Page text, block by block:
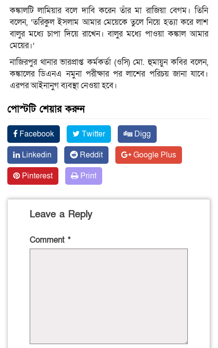
কঙ্কালটি লামিয়ার বলে দাবি করেন তাঁর মা রাজিয়া বেগম। তিনি
বলেন, ‘তরিকুল ইসলাম আমার মেয়েকে তুলে নিয়ে হত্যা করে লাশ
বালুর মধ্যে চাপা দিয়ে রাখেন। বালুর মধ্যে পাওয়া কঙ্কাল আমার
মেয়ের।’
নাজিরপুর থানার ভারপ্রাপ্ত কর্মকর্তা (ওসি) মো. হুমায়ুন কবির বলেন,
কঙ্কালের ডিএনএ নমুনা পরীক্ষার পর লাশের পরিচয় জানা যাবে।
এরপর আইনানুগ ব্যবস্থা নেওয়া হবে।
পোস্টটি শেয়ার করুন
Facebook Twitter
Digg
Linkedin
Reddit
Google Plus
Pinterest
Print
Leave a Reply
Comment *